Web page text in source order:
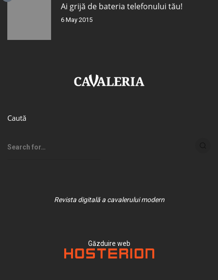
Ai grijă de bateria telefonului tău!
6 May 2015
Caută
Revista digitală a cavalerului modern
Găzduire web